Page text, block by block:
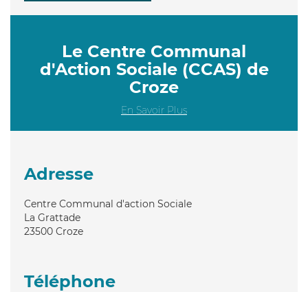
Le Centre Communal
d'Action Sociale (CCAS) de
Croze
En Savoir Plus
Adresse
Centre Communal d'action Sociale
La Grattade
23500 Croze
Téléphone